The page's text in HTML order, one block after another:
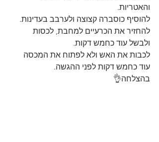
והאטריות.
להוסיף כוסברה קצוצה ולערבב בעדינות.
להחזיר את הכרעיים למחבת, לכסות
ולבשל עוד כחמש דקות.
לכבות את האש ולא לפתוח את המכסה
עוד כחמש דקות לפני ההגשה.
בהצלחה👌